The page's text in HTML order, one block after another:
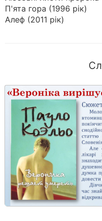
П'ята гора (1996 рік)
Алеф (2011 рік)